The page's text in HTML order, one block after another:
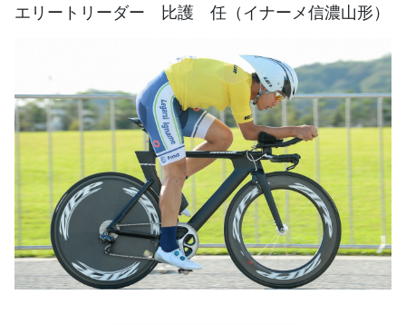
エリートリーダー 比護 任（イナーメ信濃山形）